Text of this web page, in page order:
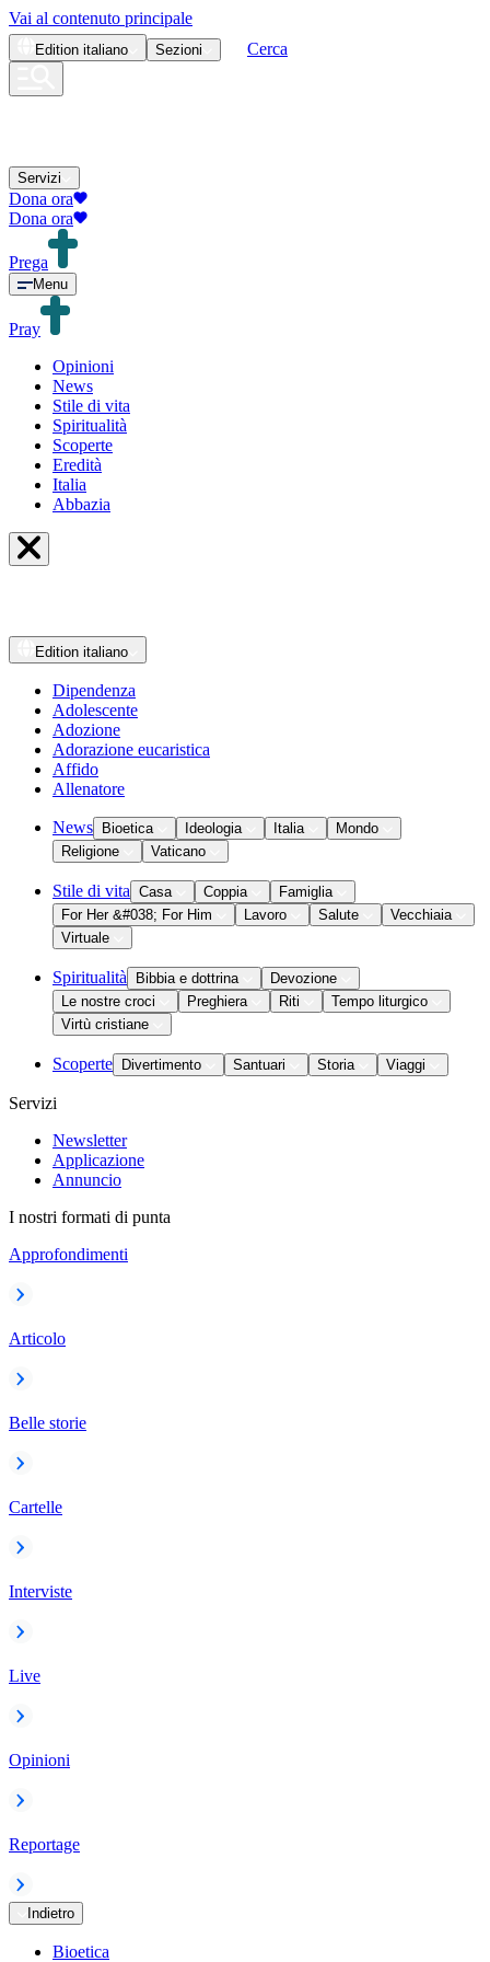
Vai al contenuto principale
Edition italiano Sezioni Cerca
Servizi
Dona ora
Dona ora
Prega
Menu
Pray
Opinioni
News
Stile di vita
Spiritualità
Scoperte
Eredità
Italia
Abbazia
Edition italiano
Dipendenza
Adolescente
Adozione
Adorazione eucaristica
Affido
Allenatore
News Bioetica Ideologia Italia
Mondo
Religione
Vaticano
Stile di vita Casa Coppia
Famiglia
For Her &#038; For Him
Lavoro Salute
Vecchiaia
Virtuale
Spiritualità Bibbia e dottrina
Devozione
Le nostre croci
Preghiera Riti
Tempo liturgico
Virtù cristiane
Scoperte Divertimento Santuari Storia Viaggi
Servizi
Newsletter
Applicazione
Annuncio
I nostri formati di punta
Approfondimenti
Articolo
Belle storie
Cartelle
Interviste
Live
Opinioni
Reportage
Indietro
Bioetica